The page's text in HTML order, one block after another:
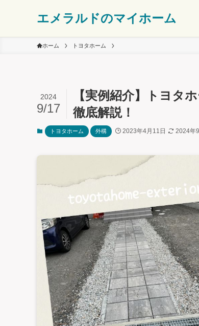
エメラルドのマイホーム
ホーム トヨタホーム
【実例紹介】トヨタ
徹底解説！
2024
9/17
トヨタホーム 外構 2023年4月11日 2024年